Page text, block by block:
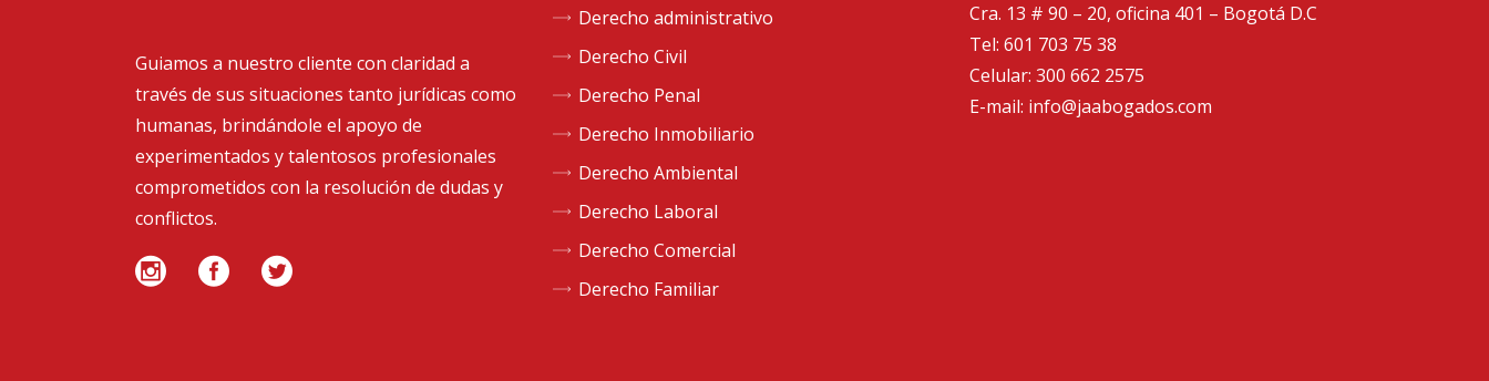
Guiamos a nuestro cliente con claridad a
través de sus situaciones tanto jurídicas como
humanas, brindándole el apoyo de
experimentados y talentosos profesionales
comprometidos con la resolución de dudas y
conflictos.
Derecho administrativo
Derecho Civil
Derecho Penal
Derecho Inmobiliario
Derecho Ambiental
Derecho Laboral
Derecho Comercial
Derecho Familiar
Cra. 13 # 90 – 20, oficina 401 – Bogotá D.C
Tel:601 703 75 38
Celular:300 662 2575
E-mail: info@jaabogados.com